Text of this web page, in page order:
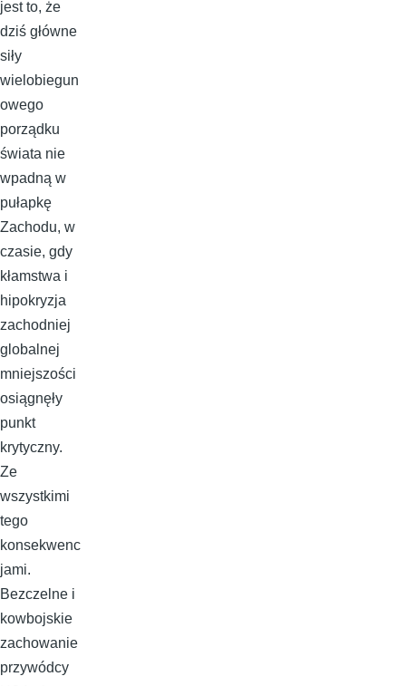
jest to, że
dziś główne
siły
wielobiegun
owego
porządku
świata nie
wpadną w
pułapkę
Zachodu, w
czasie, gdy
kłamstwa i
hipokryzja
zachodniej
globalnej
mniejszości
osiągnęły
punkt
krytyczny.
Ze
wszystkimi
tego
konsekwenc
jami.
Bezczelne i
kowbojskie
zachowanie
przywódcy